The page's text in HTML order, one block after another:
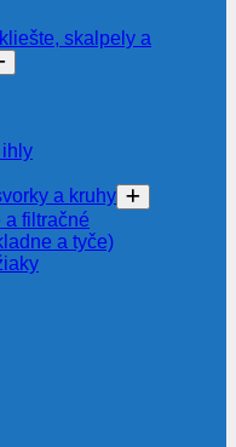
skalpely a
ihly
a kruhy
a filtračné
a tyče)